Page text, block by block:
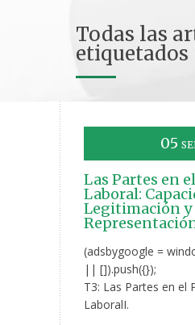
Todas las
etiquetados
05
Las Partes en
Laboral:
Legitimación y
(adsbygoogle =
|| []).push({});
T3: Las Partes en el
LaboralI.